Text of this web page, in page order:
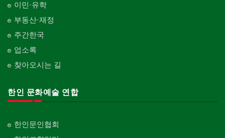
이민·유학
부동산·재정
주간한국
업소록
찾아오시는 길
한인 문화예술 연합
한인문인협회